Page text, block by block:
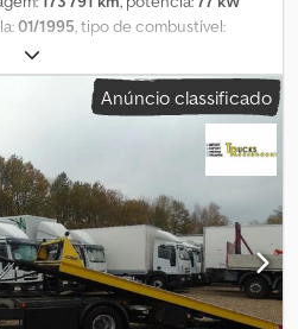
01/1995 , tipo de combustível:
, peso máximo de carga:
do pneu:205/75R16C-110/108L,
inspeção (TÜV):03/2026,
vermelho,
de engrenagem:
, classe de
, número de lugares:
, dimensão
110/108L , tamanho do pneu
, velocidade máxima: 90 km/h,
reboque, hidráulica, Serviço de
(HU)/inspeção de segurança
de acidentes (UVV),
Anúncio classificado